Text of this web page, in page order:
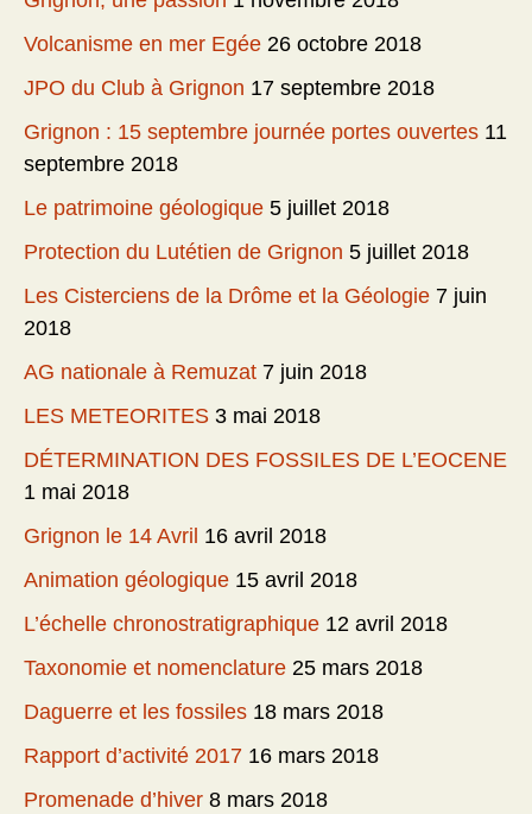
Volcanisme en mer Egée 26 octobre 2018
JPO du Club à Grignon 17 septembre 2018
Grignon : 15 septembre journée portes ouvertes 11
septembre 2018
Le patrimoine géologique 5 juillet 2018
Protection du Lutétien de Grignon 5 juillet 2018
Les Cisterciens de la Drôme et la Géologie 7 juin
2018
AG nationale à Remuzat 7 juin 2018
LES METEORITES 3 mai 2018
DÉTERMINATION DES FOSSILES DE L’EOCENE
1 mai 2018
Grignon le 14 Avril 16 avril 2018
Animation géologique 15 avril 2018
L’échelle chronostratigraphique 12 avril 2018
Taxonomie et nomenclature 25 mars 2018
Daguerre et les fossiles 18 mars 2018
Rapport d’activité 2017 16 mars 2018
Promenade d’hiver 8 mars 2018